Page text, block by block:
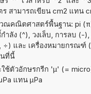
ร สามารถเขียน cm2 แทน
ณคณิตศาสตร์พื้นฐาน: pi
ำลัง (^), วงเล็บ, การลบ (-
÷) และ เครื่องหมายกรณฑ์
ที่นี้
ช้ตัวอักษรกรีก 'µ' (=
แทน µPa